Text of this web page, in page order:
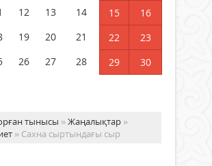
12 13 14 15
16
19 20 21 22
23
26 27 28 29
30
тынысы »Жаңалықтар »
» Сахна сыртындағы сыр